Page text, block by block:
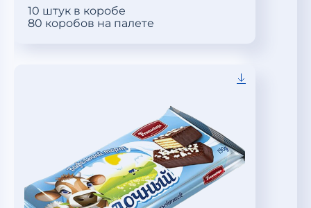
10 штук в коробе
80 коробов на палете